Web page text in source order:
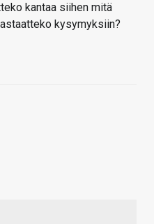
kantaa siihen mitä
kysymyksiin?